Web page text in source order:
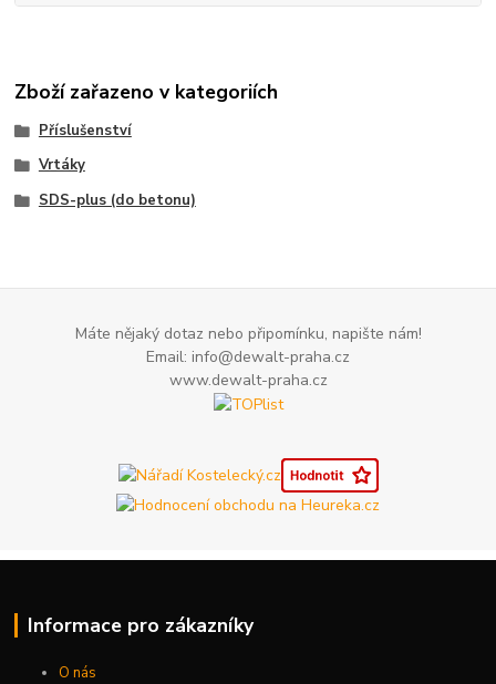
Zboží zařazeno v kategoriích
Příslušenství
Vrtáky
SDS-plus (do betonu)
Máte nějaký dotaz nebo připomínku, napište nám!
Email: info@dewalt-praha.cz
www.dewalt-praha.cz
Informace pro zákazníky
O nás